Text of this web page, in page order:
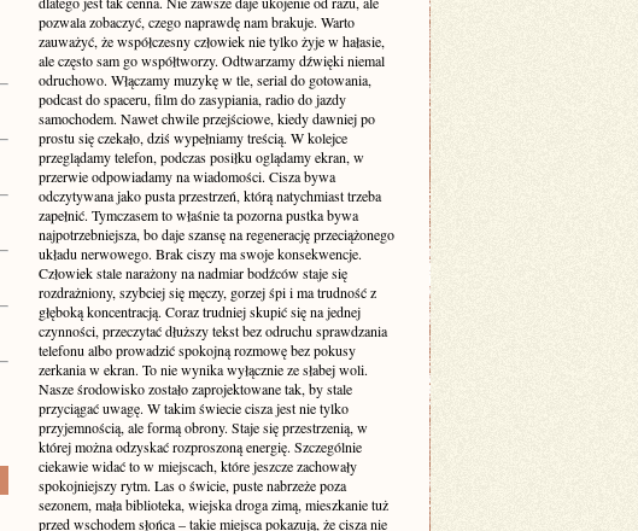
pozwala zobaczyć, czego naprawdę nam brakuje. Warto
zauważyć, że współczesny człowiek nie tylko żyje w hałasie,
ale często sam go współtworzy. Odtwarzamy dźwięki niemal
odruchowo. Włączamy muzykę w tle, serial do gotowania,
podcast do spaceru, film do zasypiania, radio do jazdy
samochodem. Nawet chwile przejściowe, kiedy dawniej po
prostu się czekało, dziś wypełniamy treścią. W kolejce
przeglądamy telefon, podczas posiłku oglądamy ekran, w
przerwie odpowiadamy na wiadomości. Cisza bywa
odczytywana jako pusta przestrzeń, którą natychmiast trzeba
zapełnić. Tymczasem to właśnie ta pozorna pustka bywa
najpotrzebniejsza, bo daje szansę na regenerację przeciążonego
układu nerwowego. Brak ciszy ma swoje konsekwencje.
Człowiek stale narażony na nadmiar bodźców staje się
rozdrażniony, szybciej się męczy, gorzej śpi i ma trudność z
głęboką koncentracją. Coraz trudniej skupić się na jednej
czynności, przeczytać dłuższy tekst bez odruchu sprawdzania
telefonu albo prowadzić spokojną rozmowę bez pokusy
zerkania w ekran. To nie wynika wyłącznie ze słabej woli.
Nasze środowisko zostało zaprojektowane tak, by stale
przyciągać uwagę. W takim świecie cisza jest nie tylko
przyjemnością, ale formą obrony. Staje się przestrzenią, w
której można odzyskać rozproszoną energię. Szczególnie
ciekawie widać to w miejscach, które jeszcze zachowały
spokojniejszy rytm. Las o świcie, puste nabrzeże poza
sezonem, mała biblioteka, wiejska droga zimą, mieszkanie tuż
przed wschodem słońca – takie miejsca pokazują, że cisza nie